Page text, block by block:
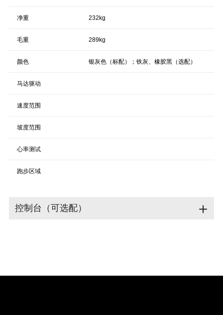
净重 232kg
毛重 289kg
颜色 银灰色（标配）；铁灰、橡胶黑（选配）
马达驱动
速度范围
坡度范围
心率测试
跑步区域
控制台（可选配） ＋